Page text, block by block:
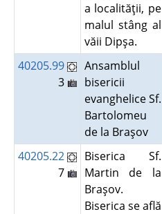
a localităţii, pe
malul stâng al
văii Dipşa.
40205.99
3
Ansamblul
bisericii
evanghelice Sf.
Bartolomeu
de la Braşov
40205.22
7
Biserica Sf.
Martin de la
Braşov.
Biserica se află